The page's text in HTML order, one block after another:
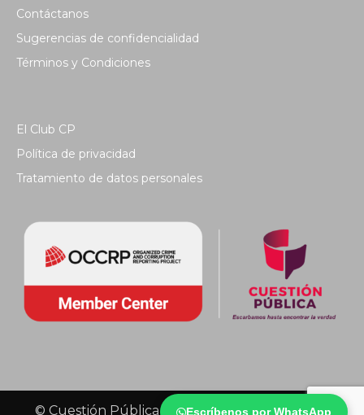
Escríbenos por WhatsApp
Contáctanos
Sugerencias de confidencialidad
Términos y Condiciones
El Club CP
Política de privacidad
Tratamiento de datos personales
© Cuestión Pública 2018 - Todos los derechos